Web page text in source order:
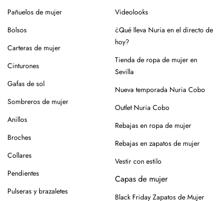
suciedad, limpiar con un paño ligeramente húmedo y
productos específicos para calzado de piel. Guarda en
lugar seco y con forma (relleno de papel o con horma),
alejados de fuentes de calor.
Para los modelos de yute, evita mojar la suela. En caso de
roce, usa un cepillo suave en seco.
Siempre es mejor guardarlos en su caja o funda de tela,
para que se conserven como el primer día.
Si tienes alguna duda, puedes consultarnos.
Pañuelos de mujer
Bolsos
Carteras de mujer
Cinturones
Gafas de sol
Sombreros de mujer
Anillos
Broches
Collares
Pendientes
Pulseras y brazaletes
Videolooks
¿Qué lleva Nuria en el directo de
hoy?
Tienda de ropa de mujer en
Sevilla
Nueva temporada Nuria Cobo
Outlet Nuria Cobo
Rebajas en ropa de mujer
Rebajas en zapatos de mujer
Vestir con estilo
Capas de mujer
Black Friday Zapatos de Mujer